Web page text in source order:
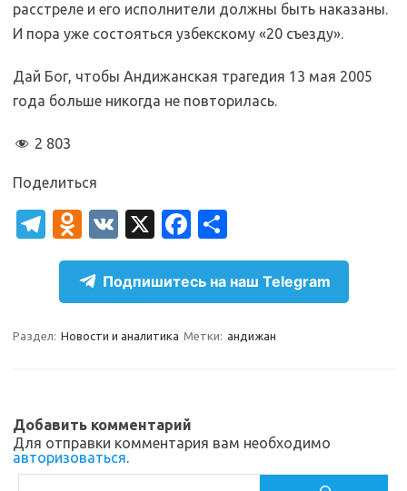
расстреле и его исполнители должны быть наказаны.
И пора уже состояться узбекскому «20 съезду».
Дай Бог, чтобы Андижанская трагедия 13 мая 2005
года больше никогда не повторилась.
2 803
Поделиться
T
el
gr
a
O
d
n
o
kl
ik
i
V
K
X
Fa
c
e
b
o
т
п
р
а
ь
Подпишитесь на наш Telegram
Раздел: Новости и аналитика Метки: андижан
Добавить комментарий
Для отправки комментария вам необходимо
авторизоваться.